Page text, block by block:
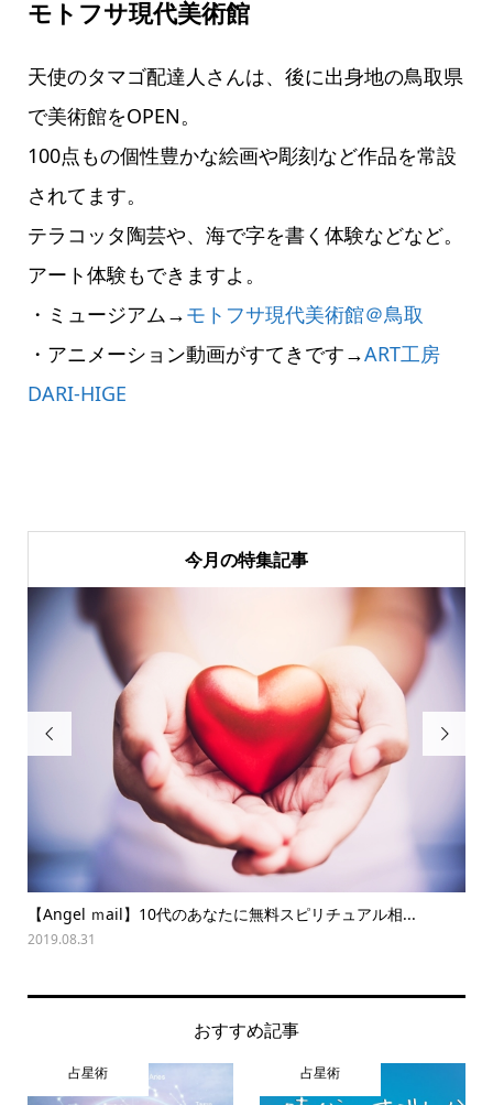
モトフサ現代美術館
天使のタマゴ配達人さんは、後に出身地の鳥取県
で美術館をOPEN。
100点もの個性豊かな絵画や彫刻など作品を常設
されてます。
テラコッタ陶芸や、海で字を書く体験などなど。
アート体験もできますよ。
・ミュージアム→モトフサ現代美術館＠鳥取
・アニメーション動画がすてきです→ART工房
DARI-HIGE
今月の特集記事

【Angel ｍail】10代のあなたに無料スピリチュアル相...
2019.08.31

おすすめ記事
占星術 占星術